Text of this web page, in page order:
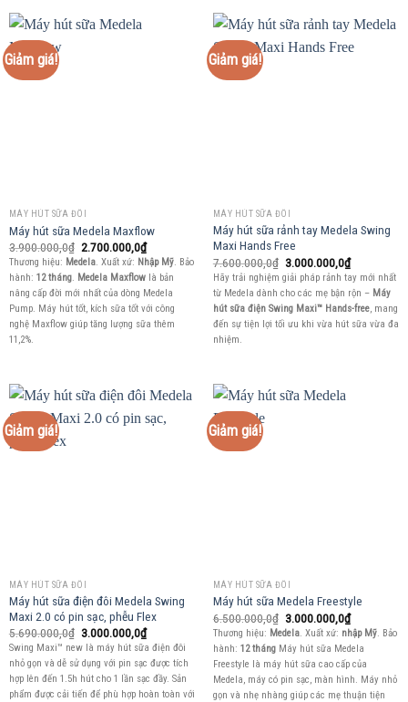
Giảm giá!
MÁY HÚT SỮA ĐÔI
Máy hút sữa Medela Maxflow
3.900.000,0₫ Giá
gốc
là:
3.900.000,0₫.
2.700.000,0₫Giá
hiện
tại
là:
2.700.000,0₫.
Thương hiệu: Medela. Xuất xứ: Nhập Mỹ. Bảo
hành: 12 tháng. Medela Maxflowlà bản
nâng cấp đời mới nhất của dòng Medela
Pump. Máy hút tốt, kích sữa tốt với công
nghệ Maxflow giúp tăng lượng sữa thêm
11,2%.
Giảm giá!
MÁY HÚT SỮA ĐÔI
Máy hút sữa rảnh tay Medela Swing
Maxi Hands Free
7.600.000,0₫ Giá
gốc
là:
7.600.000,0₫.
3.000.000,0₫Giá
hiện
tại
là:
Hãy trải nghiệm giải pháp rảnh tay mới nhất
từ Medela dành cho các mẹ bận rộn – Máy
hút sữa điện Swing Maxi™ Hands-free, mang
đến sự tiện lợi tối ưu khi vừa hút sữa vừa đa
nhiệm.
Giảm giá!
MÁY HÚT SỮA ĐÔI
Máy hút sữa điện đôi Medela Swing
Maxi 2.0 có pin sạc, phễu Flex
5.690.000,0₫ Giá
gốc
là:
5.690.000,0₫.
3.000.000,0₫Giá
hiện
tại
là:
3.000.000,0₫.
Swing Maxi™ new là máy hút sữa điện đôi
nhỏ gọn và dễ sử dụng với pin sạc được tích
hợp lên đến 1.5h hút cho 1 lần sạc đầy. Sản
phẩm được cải tiến để phù hợp hoàn toàn với
Giảm giá!
MÁY HÚT SỮA ĐÔI
Máy hút sữa Medela Freestyle
6.500.000,0₫ Giá
gốc
là:
6.500.000,0₫.
3.000.000,0₫Giá
hiện
tại
là:
Thương hiệu: Medela. Xuất xứ: nhập Mỹ. Bảo
hành: 12 thángMáy hút sữa Medela
Freestyle là máy hút sữa cao cấp của
Medela, máy có pin sạc, màn hình. Máy nhỏ
gọn và nhẹ nhàng giúp các mẹ thuận tiện